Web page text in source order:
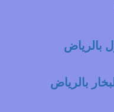
بالرياض
بالرياض